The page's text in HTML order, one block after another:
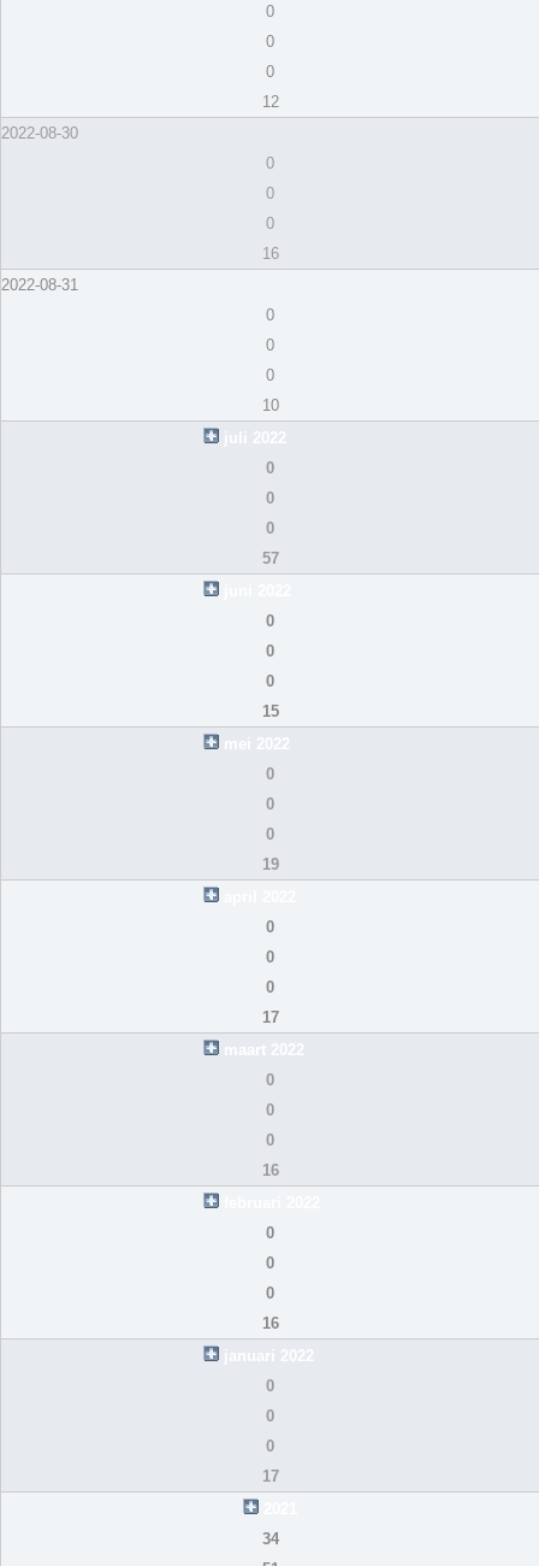
0
0
0
12
2022-08-30
0
0
0
16
2022-08-31
0
0
0
10
juli 2022
0
0
0
57
0
0
0
15
mei 2022
0
0
0
19
0
0
0
17
maart 2022
0
0
0
16
0
0
0
16
januari 2022
0
0
0
17
34